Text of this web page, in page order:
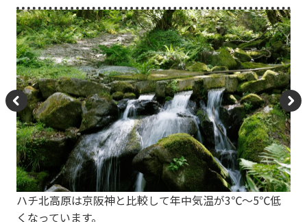
P
re
vi
o
u
N
e
xt
ハチ北高原は京阪神と比較して年中気温が3℃～5℃低
くなっています。